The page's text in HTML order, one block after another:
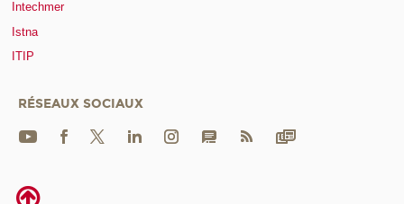
Intechmer
Istna
ITIP
RÉSEAUX SOCIAUX